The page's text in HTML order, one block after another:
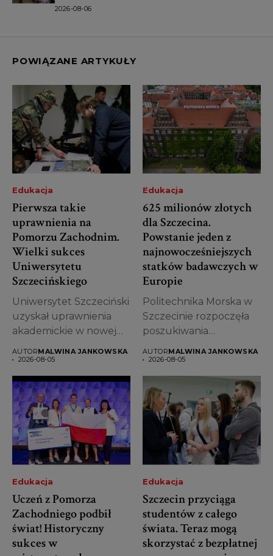
2026-08-06
POWIĄZANE ARTYKUŁY
Edukacja
Pierwsza takie
uprawnienia na
Pomorzu Zachodnim.
Wielki sukces
Uniwersytetu
Szczecińskiego
Uniwersytet Szczeciński
uzyskał uprawnienia
akademickie w nowej
bezpieczeństwie....
AUTORMALWINA JANKOWSKA
2026-08-05
Edukacja
625 milionów złotych
dla Szczecina.
Powstanie jeden z
najnowocześniejszych
statków badawczych w
Europie
Politechnika Morska w
Szczecinie rozpoczęła
poszukiwania
zaprojektuje i zbuduje
nowoczesny...
AUTORMALWINA JANKOWSKA
2026-08-05
Edukacja
Uczeń z Pomorza
Zachodniego podbił
świat! Historyczny
sukces w
Edukacja
Szczecin przyciąga
studentów z całego
świata. Teraz mogą
skorzystać z bezpłatnej